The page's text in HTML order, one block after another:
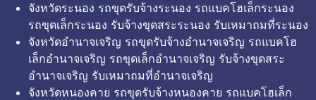
จังหวัดระนอง รถขุดรับจ้างระนอง รถแบคโฮเล็กระนอง
รถขุดเล็กระนอง รับจ้างขุดสระระนอง รับเหมาถมที่ระนอง
จังหวัดอำนาจเจริญ รถขุดรับจ้างอำนาจเจริญ รถแบคโฮ
เล็กอำนาจเจริญ รถขุดเล็กอำนาจเจริญ รับจ้างขุดสระ
อำนาจเจริญ รับเหมาถมที่อำนาจเจริญ
จังหวัดหนองคาย รถขุดรับจ้างหนองคาย รถแบคโฮเล็ก